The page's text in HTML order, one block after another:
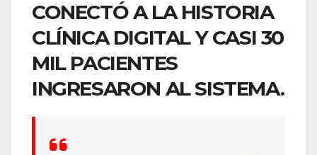
CONECTÓ A LA HISTORIA
CLÍNICA DIGITAL Y CASI 30
MIL PACIENTES
INGRESARON AL SISTEMA.